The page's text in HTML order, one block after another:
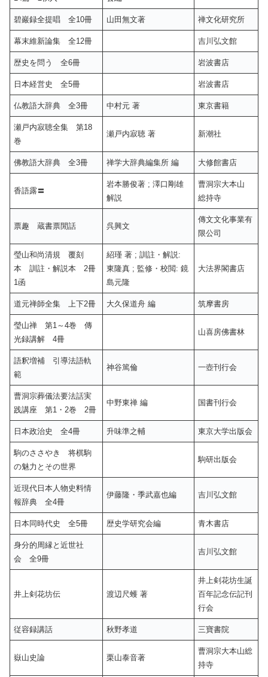
碧巖録全提唱 全10冊 山田無文著 禅文化研究所
幕末維新論集 全12冊 吉川弘文館
歴史を問う 全6冊 岩波書店
日本経営史 全5冊 岩波書店
仏教語大辞典 全3冊 中村元 著 東京書籍
瀬戸内寂聴全集 第18
巻
瀬戸内寂聴 著 新潮社
佛教語大辞典 全3冊 禅学大辞典編集所 編 大修館書店
香語露〓
岩本勝俊著 ; 澤口剛雄
解説
曹洞宗大本山
総持寺
票趣 蔵書票閒話 呉興文
傳文文化事業有
限公司
瑩山和尚清規 覆刻
本 訓註・解説本 2冊
1函
紹瑾 著 ; 訓註・解説:
東隆真 ; 監修・校閲: 鏡
島元隆
大法界閣書店
道元禅師全集 上下2冊 大久保道舟 編 筑摩書房
瑩山禅 第1～4巻 傳
光録講解 4冊
山喜房佛書林
語釈増補 引導法語軌
範
神谷篤倫 一壺刊行会
曹洞宗葬儀法要法話実
践講座 第1・2巻 2冊
中野東禅 編 国書刊行会
日本政治史 全4冊 升味準之輔 東京大学出版会
駒のささやき 将棋駒
の魅力とその世界
駒研出版会
近現代日本人物史料情
報辞典 全4冊
伊藤隆・季武嘉也編 吉川弘文館
日本同時代史 全5冊 歴史学研究会編 青木書店
身分的周縁と近世社
会 全9冊
吉川弘文館
井上剣花坊伝 渡辺尺蠖 著
井上剣花坊生誕
百年記念伝記刊
行会
従容録講話 秋野孝道 三寶書院
嶽山史論 栗山泰音著
曹洞宗大本山総
持寺